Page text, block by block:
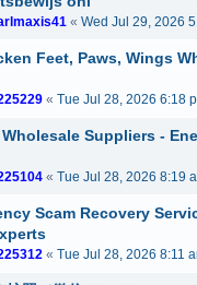
« Wed Jul 29, 2026
Feet, Paws, Wings
« Tue Jul 28, 2026 6:18
Suppliers -
« Tue Jul 28, 2026 8:19
Scam Recovery
« Tue Jul 28, 2026 8:11